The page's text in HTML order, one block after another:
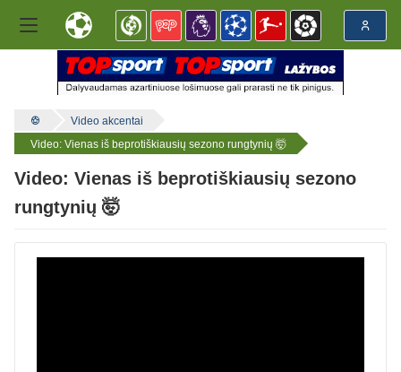
Video akcentai
Video: Vienas iš beprotiškiausių sezono rungtynių 🤯
Video: Vienas iš beprotiškiausių sezono
rungtynių 🤯